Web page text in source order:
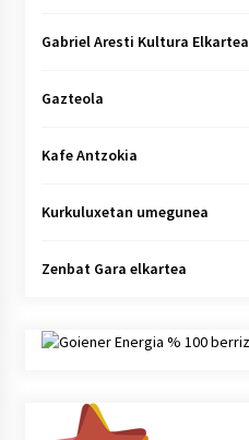
Gabriel Aresti Kultura Elkartea
Gazteola
Kafe Antzokia
Kurkuluxetan umegunea
Zenbat Gara elkartea